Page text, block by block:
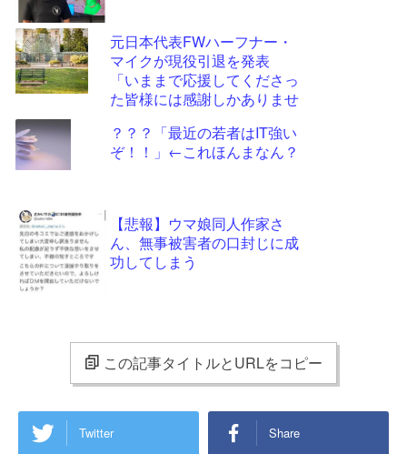
元日本代表FWハーフナー・
マイクが現役引退を発表
「いままで応援してくださっ
た皆様には感謝しかありませ
？？？「最近の若者はIT強い
ぞ！！」←これほんまなん？
【悲報】ウマ娘同人作家さ
ん、無事被害者の口封じに成
功してしまう
この記事タイトルとURLをコピー
Twitter Share